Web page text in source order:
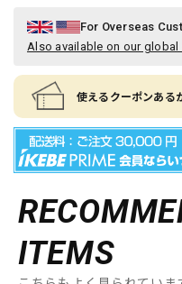
For Overseas
Also available on our global
使えるクーポンあ
ITEMS